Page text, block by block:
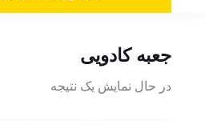
جعبه کادویی
در حال نمایش یک نتیجه